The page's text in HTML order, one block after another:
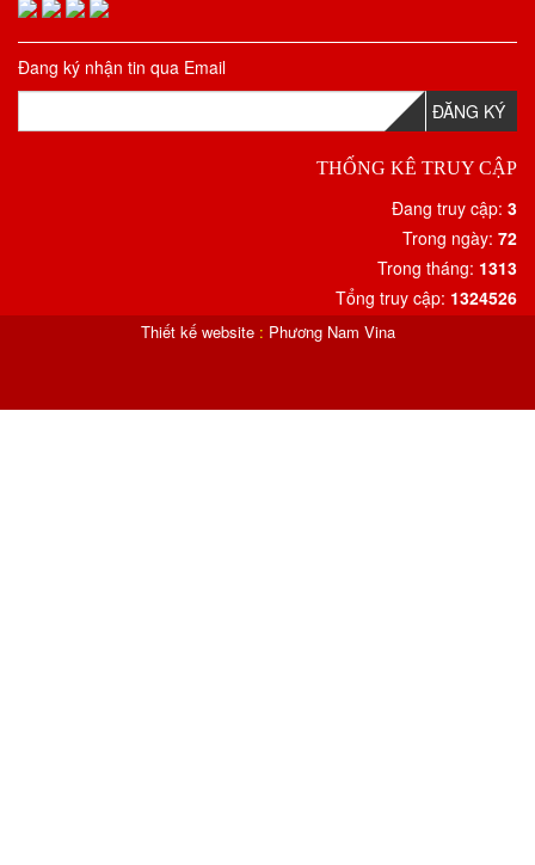
Đang ký nhận tin qua Email
ĐĂNG KÝ
THỐNG KÊ TRUY CẬP
Đang truy cập: 3
Trong ngày: 72
Trong tháng: 1313
Tổng truy cập: 1324526
Thiết kế website : Phương Nam Vina